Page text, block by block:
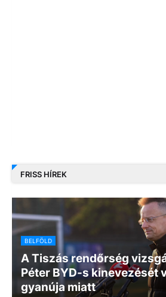
FRISS HÍREK
BELFÖLD
A Tiszás rendőrség
Péter BYD-s kinevezését
gyanúja miatt